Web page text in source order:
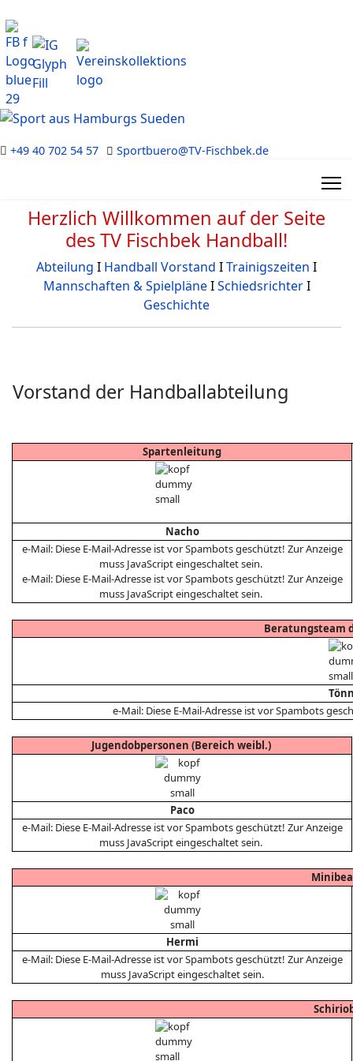
+49 40 702 54 57 Sportbuero@TV-Fischbek.de
Herzlich Willkommen auf der Seite
des TV Fischbek Handball!
Abteilung Ι Handball Vorstand ΙTrainigszeiten Ι
Mannschaften & Spielpläne ΙSchiedsrichter Ι
Geschichte
Vorstand der Handballabteilung
Spartenleitung
Nacho
e-Mail: Diese E-Mail-Adresse ist vor Spambots geschützt! Zur Anzeige
muss JavaScript eingeschaltet sein.
e-Mail: Diese E-Mail-Adresse ist vor Spambots geschützt! Zur Anzeige
muss JavaScript eingeschaltet sein.
Beratungsteam
e-Mail: Diese E-Mail-Adresse ist vor Spambots
Jugendobpersonen (Bereich weibl.)
Paco
e-Mail: Diese E-Mail-Adresse ist vor Spambots geschützt! Zur Anzeige
muss JavaScript eingeschaltet sein.
Hermi
e-Mail: Diese E-Mail-Adresse ist vor Spambots geschützt! Zur Anzeige
muss JavaScript eingeschaltet sein.